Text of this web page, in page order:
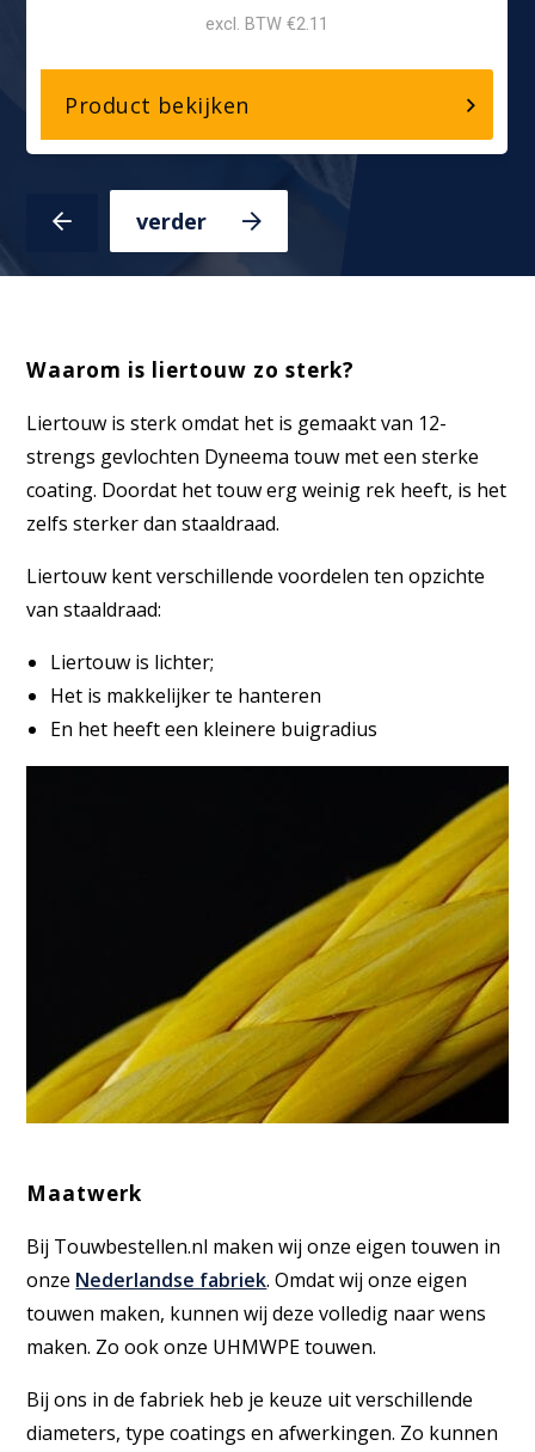
excl. BTW €2.11
Product bekijken
Q1
PLUS
|
UHMWPE
Vorige
slide
Volgende
Waarom is liertouw zo sterk?
Liertouw is sterk omdat het is gemaakt van 12-
strengs gevlochten Dyneema touw met een sterke
coating. Doordat het touw erg weinig rek heeft, is het
zelfs sterker dan staaldraad.
Liertouw kent verschillende voordelen ten opzichte
van staaldraad:
Liertouw is lichter;
Het is makkelijker te hanteren
En het heeft een kleinere buigradius
Maatwerk
Bij Touwbestellen.nl maken wij onze eigen touwen in
onze Nederlandse fabriek. Omdat wij onze eigen
touwen maken, kunnen wij deze volledig naar wens
maken. Zo ook onze UHMWPE touwen.
Bij ons in de fabriek heb je keuze uit verschillende
diameters, type coatings en afwerkingen. Zo kunnen